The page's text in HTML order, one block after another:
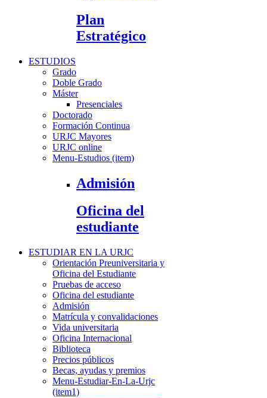
Plan
Estratégico
ESTUDIOS
Grado
Doble Grado
Máster
Presenciales
Doctorado
Formación Continua
URJC Mayores
URJC online
Menu-Estudios (item)
Admisión
Oficina del
estudiante
ESTUDIAR EN LA URJC
Orientación Preuniversitaria y
Oficina del Estudiante
Pruebas de acceso
Oficina del estudiante
Admisión
Matrícula y convalidaciones
Vida universitaria
Oficina Internacional
Biblioteca
Precios públicos
Becas, ayudas y premios
Menu-Estudiar-En-La-Urjc
(item1)